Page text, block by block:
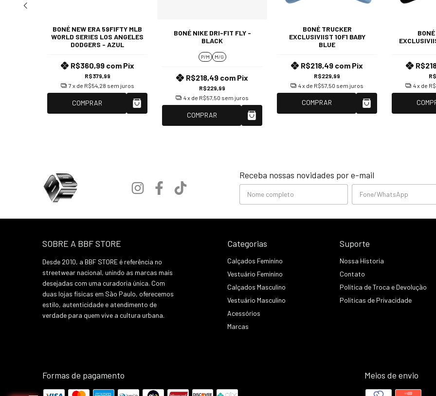
BONÉ NEW ERA 59FIFTY MLB
WORLD SERIES LOS ANGELES
DODGERS - AZUL
R$379,99
R$360,99 com Pix
7 x de R$54,28 sem juros
COMPRAR
BONÉ NIKE DRI-FIT FLY -
BLACK
P/M M/G
R$229,99
R$218,49 com Pix
4x de R$57,50 sem juros
COMPRAR
BONÉ TRUCKER
EXCLUSIVIIST 1OF1 BABY
BLUE
R$229,99
R$218,49 com Pix
4x de R$57,50 sem juros
COMPRAR
4x de
Receba nossas novidades por e-mail
SOBRE A BBF STORE
Desde 2010, a BBF STORE é referência no
streetwear nacional, unindo as marcas mais
desejadas com uma curadoria única. Com
duas lojas físicas em São Paulo, oferecemos
estilo, autenticidade e atendimento de
verdade para quem vive a cultura urbana.
Categorias
Calçados Feminino
Vestuário Feminino
Calçados Masculino
Vestuário Masculino
Acessórios
Marcas
Suporte
Nossa Historia
Contato
Política de Troca e Devolução
Políticas de Privacidade
Formas de pagamento Meios de envio